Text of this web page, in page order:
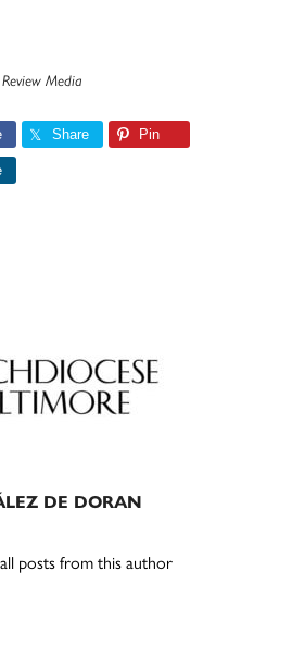
Media
Share Pin
DE DORAN
posts from this author